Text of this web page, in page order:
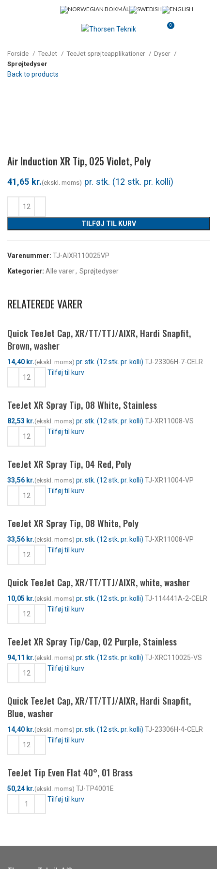
0
Forside TeeJet TeeJet sprøjteapplikationer
Dyser
Sprøjtedyser
Back to products
Air Induction XR Tip, 025 Violet, Poly
kr.
TILFØJ TIL KURV
Varenummer: TJ-AIXR110025VP
Kategorier: Alle varer, Sprøjtedyser
RELATEREDE VARER
Quick TeeJet Cap, XR/TT/TTJ/AIXR, Hardi Snapfit,
Brown, washer
kr.
TJ-23306H-7-CELR
Tilføj til kurv
TeeJet XR Spray Tip, 08 White, Stainless
kr.
TJ-XR11008-VS
Tilføj til kurv
TeeJet XR Spray Tip, 04 Red, Poly
kr.
TJ-XR11004-VP
Tilføj til kurv
TeeJet XR Spray Tip, 08 White, Poly
kr.
TJ-XR11008-VP
Tilføj til kurv
Quick TeeJet Cap, XR/TT/TTJ/AIXR, white, washer
kr.
TJ-114441A-2-CELR
Tilføj til kurv
TeeJet XR Spray Tip/Cap, 02 Purple, Stainless
kr.
TJ-XRC110025-VS
Tilføj til kurv
Quick TeeJet Cap, XR/TT/TTJ/AIXR, Hardi Snapfit,
Blue, washer
kr.
TJ-23306H-4-CELR
Tilføj til kurv
TeeJet Tip Even Flat 40°, 01 Brass
kr.
TJ-TP4001E
Tilføj til kurv